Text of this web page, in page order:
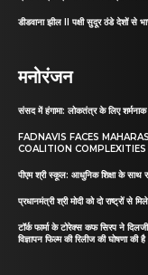
डीडवाना झील II पक्षी सुदूर ठंडे देशों से
मनोरंजन
संसद में हंगामा: लोकतंत्र के लिए शर्मनाक
FADNAVIS FACES
COALITION COMPLEXITIES
पीएम श्री स्कूल: आधुनिक शिक्षा के साथ
प्रधानमंत्री श्री मोदी को दो राष्ट्रों से
टॉर्क फार्मा के टोरेक्स कफ सिरप ने
विज्ञापन फिल्म की रिलीज की घोषणा की है